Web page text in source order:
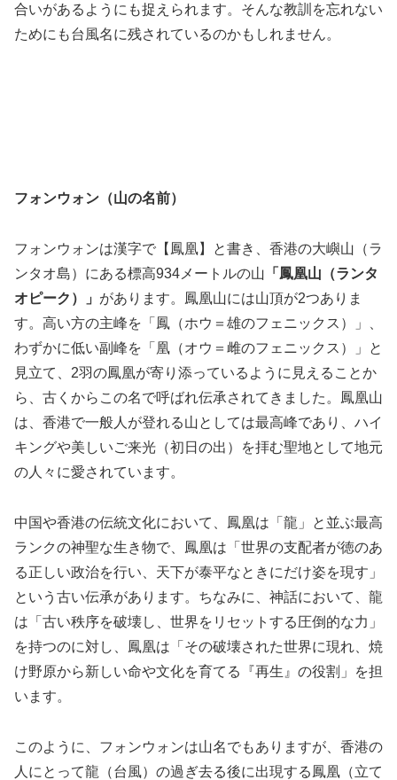
合いがあるようにも捉えられます。そんな教訓を忘れない
ためにも台風名に残されているのかもしれません。
フォンウォン（山の名前）
フォンウォンは漢字で【鳳凰】と書き、香港の大嶼山（ラ
ンタオ島）にある標高934メートルの山 「鳳凰山（ランタ
オピーク）」 があります。鳳凰山には山頂が2つありま
す。高い方の主峰を「鳳（ホウ＝雄のフェニックス）」、
わずかに低い副峰を「凰（オウ＝雌のフェニックス）」と
見立て、2羽の鳳凰が寄り添っているように見えることか
ら、古くからこの名で呼ばれ伝承されてきました。鳳凰山
は、香港で一般人が登れる山としては最高峰であり、ハイ
キングや美しいご来光（初日の出）を拝む聖地として地元
の人々に愛されています。
中国や香港の伝統文化において、鳳凰は「龍」と並ぶ最高
ランクの神聖な生き物で、鳳凰は「世界の支配者が徳のあ
る正しい政治を行い、天下が泰平なときにだけ姿を現す」
という古い伝承があります。ちなみに、神話において、龍
は「古い秩序を破壊し、世界をリセットする圧倒的な力」
を持つのに対し、鳳凰は「その破壊された世界に現れ、焼
け野原から新しい命や文化を育てる『再生』の役割」を担
います。
このように、フォンウォンは山名でもありますが、香港の
人にとって龍（台風）の過ぎ去る後に出現する鳳凰（立て